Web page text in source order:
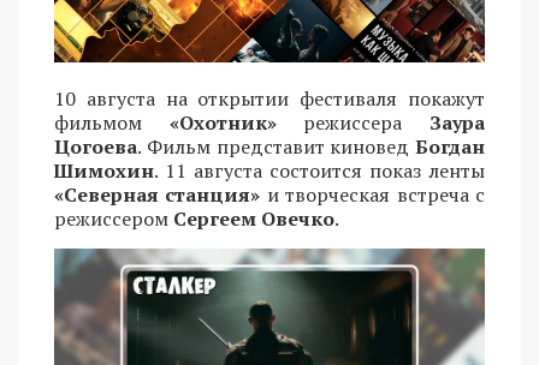
10 августа на открытии фестиваля покажут
фильмом «Охотник»режиссера Заура
Цогоева. Фильм представит киновед Богдан
Шимохин. 11 августа состоится показ ленты
«Северная станция» и творческая встреча с
режиссером Сергеем Овечко.